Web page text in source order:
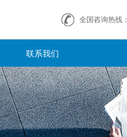
全国咨询热线：
联系我们